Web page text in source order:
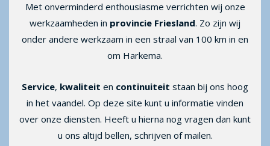
Met onverminderd enthousiasme verrichten wij onze
werkzaamheden in provincie Friesland. Zo zijn wij
onder andere werkzaam in een straal van 100 km in en
om Harkema.
Service, kwaliteit en continuiteit staan bij ons hoog
in het vaandel. Op deze site kunt u informatie vinden
over onze diensten. Heeft u hierna nog vragen dan kunt
u ons altijd bellen, schrijven ofmailen.